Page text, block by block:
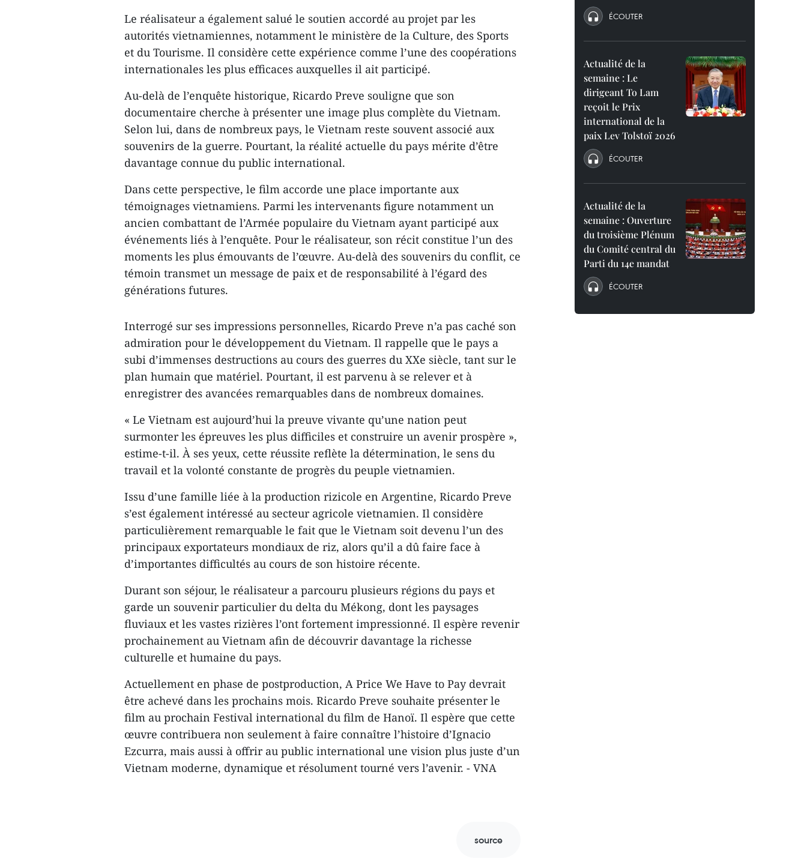
Le réalisateur a également salué le soutien accordé au projet par les
autorités vietnamiennes, notamment le ministère de la Culture, des Sports
et du Tourisme. Il considère cette expérience comme l’une des coopérations
internationales les plus efficaces auxquelles il ait participé.
Au-delà de l’enquête historique, Ricardo Preve souligne que son
documentaire cherche à présenter une image plus complète du Vietnam.
Selon lui, dans de nombreux pays, le Vietnam reste souvent associé aux
souvenirs de la guerre. Pourtant, la réalité actuelle du pays mérite d’être
davantage connue du public international.
Dans cette perspective, le film accorde une place importante aux
témoignages vietnamiens. Parmi les intervenants figure notamment un
ancien combattant de l’Armée populaire du Vietnam ayant participé aux
événements liés à l’enquête. Pour le réalisateur, son récit constitue l’un des
moments les plus émouvants de l’œuvre. Au-delà des souvenirs du conflit, ce
témoin transmet un message de paix et de responsabilité à l’égard des
générations futures.
Interrogé sur ses impressions personnelles, Ricardo Preve n’a pas caché son
admiration pour le développement du Vietnam. Il rappelle que le pays a
subi d’immenses destructions au cours des guerres du XXe siècle, tant sur le
plan humain que matériel. Pourtant, il est parvenu à se relever et à
enregistrer des avancées remarquables dans de nombreux domaines.
« Le Vietnam est aujourd’hui la preuve vivante qu’une nation peut
surmonter les épreuves les plus difficiles et construire un avenir prospère »,
estime-t-il. À ses yeux, cette réussite reflète la détermination, le sens du
travail et la volonté constante de progrès du peuple vietnamien.
Issu d’une famille liée à la production rizicole en Argentine, Ricardo Preve
s’est également intéressé au secteur agricole vietnamien. Il considère
particulièrement remarquable le fait que le Vietnam soit devenu l’un des
principaux exportateurs mondiaux de riz, alors qu’il a dû faire face à
d’importantes difficultés au cours de son histoire récente.
Durant son séjour, le réalisateur a parcouru plusieurs régions du pays et
garde un souvenir particulier du delta du Mékong, dont les paysages
fluviaux et les vastes rizières l’ont fortement impressionné. Il espère revenir
prochainement au Vietnam afin de découvrir davantage la richesse
culturelle et humaine du pays.
Actuellement en phase de postproduction, A Price We Have to Pay devrait
être achevé dans les prochains mois. Ricardo Preve souhaite présenter le
film au prochain Festival international du film de Hanoï. Il espère que cette
œuvre contribuera non seulement à faire connaître l’histoire d’Ignacio
Ezcurra, mais aussi à offrir au public international une vision plus juste d’un
Vietnam moderne, dynamique et résolument tourné vers l’avenir. - VNA
source
ÉCOUTER
Actualité de la
semaine : Le
dirigeant To Lam
reçoit le Prix
international de la
paix Lev Tolstoï 2026
ÉCOUTER
Actualité de la
semaine : Ouverture
du troisième Plénum
du Comité central du
Parti du 14e mandat
ÉCOUTER